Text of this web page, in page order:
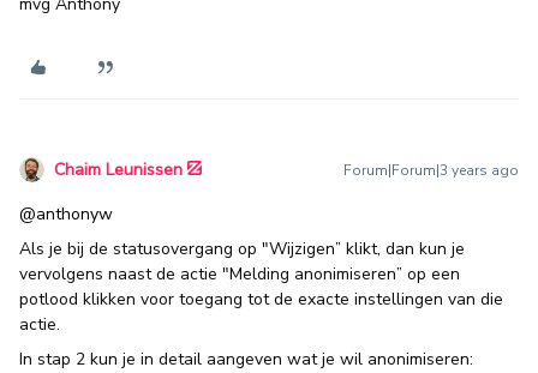
Chaim Leunissen Forum|Forum|3 years ago
@anthonyw
Als je bij de statusovergang op "Wijzigen” klikt, dan kun je
vervolgens naast de actie "Melding anonimiseren” op een
potlood klikken voor toegang tot de exacte instellingen van die
actie.
In stap 2 kun je in detail aangeven wat je wil anonimiseren: